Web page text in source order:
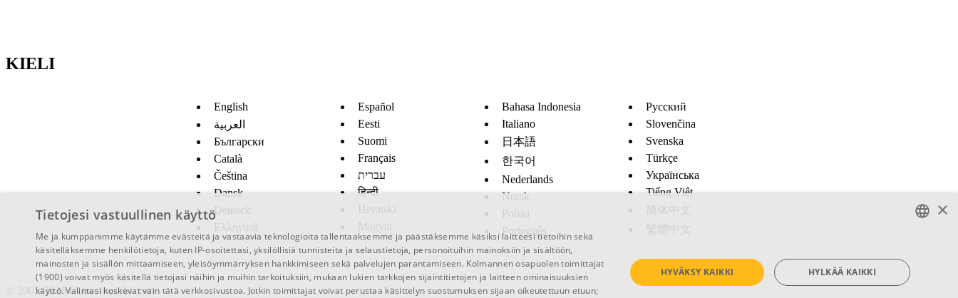
KIELI
English
العربية
Български
Català
Čeština
Dansk
Deutsch
Ελληνικά
Español
Eesti
Suomi
Français
עברית
हिन्दी
Hrvatski
Magyar
Bahasa Indonesia
Italiano
日本語
한국어
Nederlands
Norsk
Polski
Português
Русский
Slovenčina
Svenska
Türkçe
Украïнська
Tiếng Việt
简体中文
繁體中文
© 2005-2026 Convertworld.com
SWEDISH
×
Tietojesi vastuullinen käyttö
Me ja kumppanimme käytämme evästeitä ja vastaavia teknologioita tallentaaksemme ja päästäksemme käsiksi laitteesi tietoihin sekä
käsitelläksemme henkilötietoja, kuten IP-osoitettasi, yksilöllisiä tunnisteita ja selaustietoja, personoituihin mainoksiin ja sisältöön,
mainosten ja sisällön mittaamiseen, yleisöymmärryksen hankkimiseen sekä palvelujen parantamiseen. Kolmannen osapuolen toimittajat
(1900) voivat myös käsitellä tietojasi näihin ja muihin tarkoituksiin, mukaan lukien tarkkojen sijaintitietojen ja laitteen ominaisuuksien
käyttö. Valintasi koskevat vain tätä verkkosivustoa. Jotkin toimittajat voivat perustaa käsittelyn suostumuksen sijaan oikeutettuun etuun;
HYVÄKSY KAIKKI HYLKÄÄ KAIKKI